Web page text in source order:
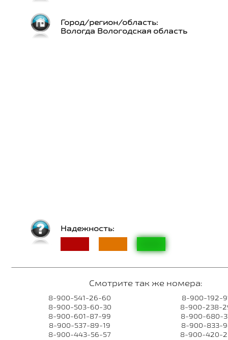
Город/регион/область:
Вологда Вологодская область
Надежность:
Смотрите так же номера:
8-900-541-26-60
8-900-503-60-30
8-900-601-87-99
8-900-537-89-19
8-900-443-56-57
8-900-192-
8-900-238-
8-900-680-
8-900-833-
8-900-420-